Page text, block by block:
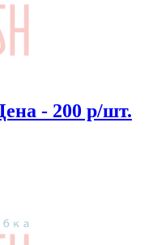
- 200 р/шт.